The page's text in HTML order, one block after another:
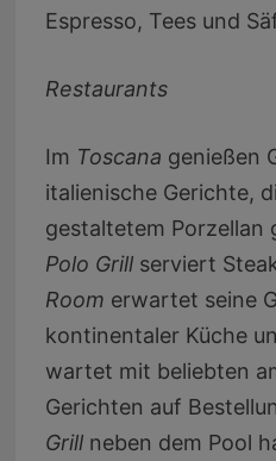
Espresso, Tees und
Restaurants
Im Toscana genießen
italienische Gerichte,
gestaltetem Porzellan
Polo Grill serviert
Room erwartet seine
kontinentaler Küche
wartet mit beliebten
Gerichten auf
Grill neben dem Pool